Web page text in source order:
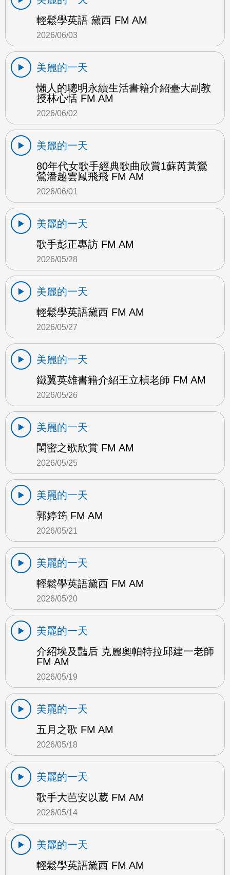
輕鬆學英語 黛西 FM AM
2026/06/03
美麗的一天
懶人的聰明永續生活書籍介紹臺大副教
授林心恬 FM AM
2026/06/02
美麗的一天
80年代女歌手經典歌曲欣賞1蘇芮黃鶯
鶯潘越雲鳳飛飛 FM AM
2026/06/01
美麗的一天
歌手彭正專訪 FM AM
2026/05/28
美麗的一天
輕鬆學英語黛西 FM AM
2026/05/27
美麗的一天
鐵翼英雄書籍介紹王立楨老師 FM AM
2026/05/26
美麗的一天
閨密之歌欣賞 FM AM
2026/05/25
美麗的一天
郭婷筠 FM AM
2026/05/21
美麗的一天
輕鬆學英語黛西 FM AM
2026/05/20
美麗的一天
介紹埃及豔后 克麗奧帕特拉邱建一老師
FM AM
2026/05/19
美麗的一天
五月之歌 FM AM
2026/05/18
美麗的一天
歌手大芭安以葳 FM AM
2026/05/14
美麗的一天
輕鬆學英語黛西 FM AM